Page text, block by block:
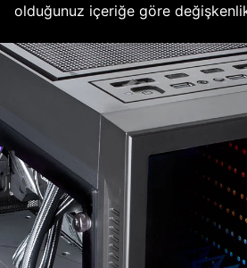
olduğunuz içeriğe göre